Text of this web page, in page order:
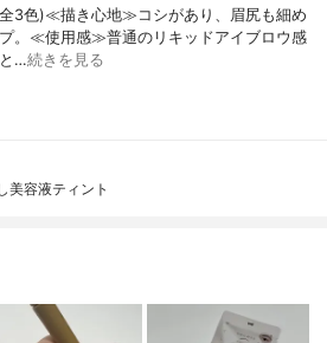
3色)≪描き心地≫コシがあり、眉尻も細め
。≪使用感≫普通のリキッドアイブロウ感
…続きを見る
美容液ティント